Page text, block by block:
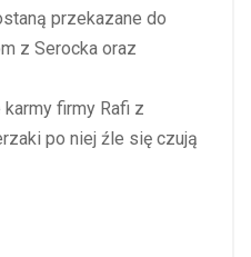
przekazane do
z Serocka oraz
firmy Rafi z
po niej źle się czują